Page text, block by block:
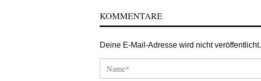
KOMMENTARE
Deine E-Mail-Adresse wird nicht veröffentlicht.